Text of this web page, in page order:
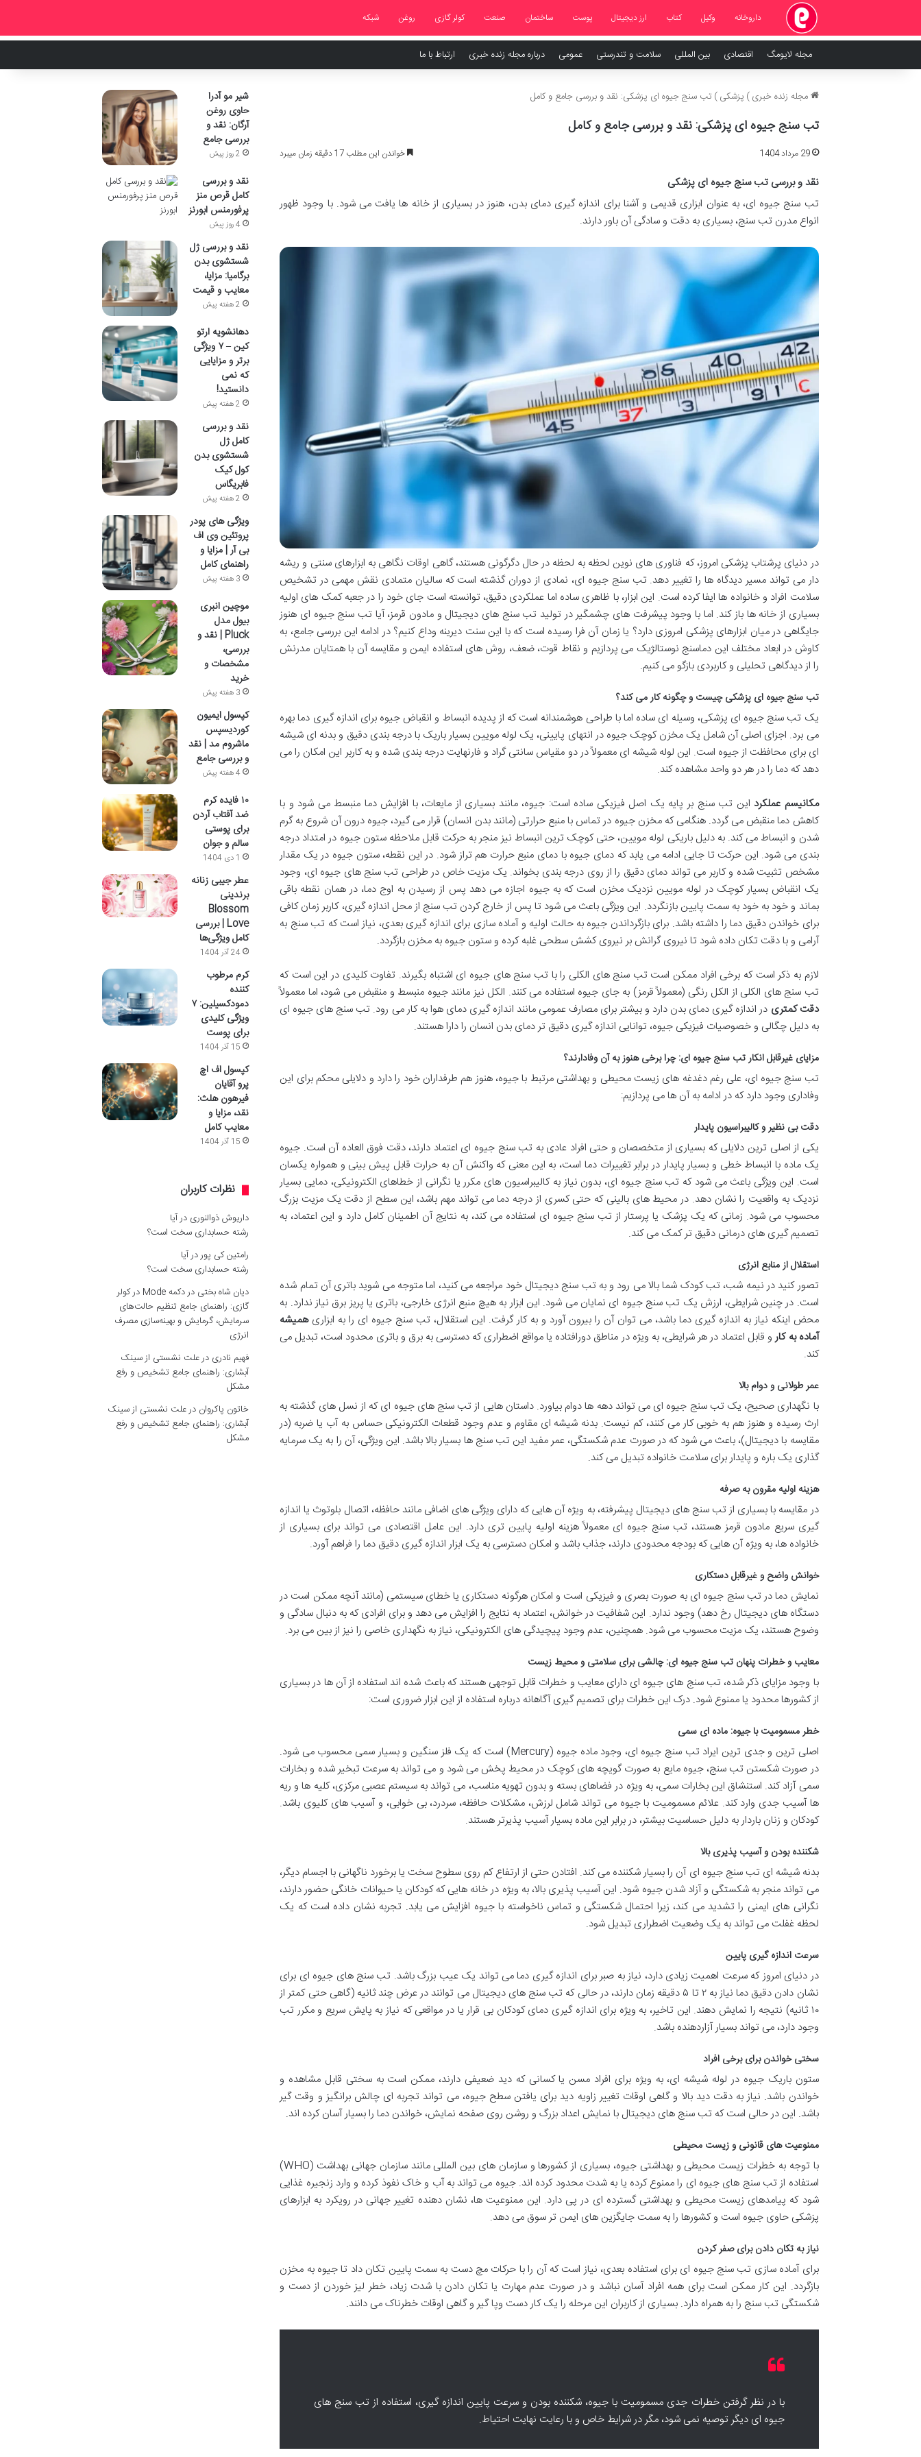
داروخانه وکیل کتاب ارز دیجیتال پوست ساختمان صنعت کولر گازی روغن شبکه
مجله لایومگ اقتصادی بین المللی سلامت و تندرستی عمومی درباره مجله زنده خبری ارتباط با ما
مجله زنده خبری ) پزشکی ) تب سنج جیوه ای پزشکی: نقد و بررسی جامع و کامل
تب سنج جیوه ای پزشکی: نقد و بررسی جامع و کامل
29 مرداد 1404 خواندن این مطلب 17 دقیقه زمان میبرد
نقد و بررسی تب سنج جیوه ای پزشکی
تب سنج جیوه ای، به عنوان ابزاری قدیمی و آشنا برای اندازه گیری دمای بدن، هنوز در بسیاری از خانه ها یافت می شود. با وجود ظهور
انواع مدرن تب سنج، بسیاری به دقت و سادگی آن باور دارند.
در دنیای پرشتاب پزشکی امروز، که فناوری های نوین لحظه به لحظه در حال دگرگونی هستند، گاهی اوقات نگاهی به ابزارهای سنتی و ریشه
دار می تواند مسیر دیدگاه ها را تغییر دهد. تب سنج جیوه ای، نمادی از دوران گذشته است که سالیان متمادی نقش مهمی در تشخیص
سلامت افراد و خانواده ها ایفا کرده است. این ابزار، با ظاهری ساده اما عملکردی دقیق، توانسته است جای خود را در جعبه کمک های اولیه
بسیاری از خانه ها باز کند. اما با وجود پیشرفت های چشمگیر در تولید تب سنج های دیجیتال و مادون قرمز، آیا تب سنج جیوه ای هنوز
جایگاهی در میان ابزارهای پزشکی امروزی دارد؟ یا زمان آن فرا رسیده است که با این سنت دیرینه وداع کنیم؟ در ادامه این بررسی جامع، به
کاوش در ابعاد مختلف این دماسنج نوستالژیک می پردازیم و نقاط قوت، ضعف، روش های استفاده ایمن و مقایسه آن با همتایان مدرنش
را از دیدگاهی تحلیلی و کاربردی بازگو می کنیم.
تب سنج جیوه ای پزشکی چیست و چگونه کار می کند؟
یک تب سنج جیوه ای پزشکی، وسیله ای ساده اما با طراحی هوشمندانه است که از پدیده انبساط و انقباض جیوه برای اندازه گیری دما بهره
می برد. اجزای اصلی آن شامل یک مخزن کوچک جیوه در انتهای پایینی، یک لوله مویین بسیار باریک با درجه بندی دقیق و بدنه ای شیشه
ای برای محافظت از جیوه است. این لوله شیشه ای معمولاً در دو مقیاس سانتی گراد و فارنهایت درجه بندی شده و به کاربر این امکان را می
دهد که دما را در هر دو واحد مشاهده کند.
مکانیسم عملکرد این تب سنج بر پایه یک اصل فیزیکی ساده است: جیوه، مانند بسیاری از مایعات، با افزایش دما منبسط می شود و با
کاهش دما منقبض می گردد. هنگامی که مخزن جیوه در تماس با منبع حرارتی (مانند بدن انسان) قرار می گیرد، جیوه درون آن شروع به گرم
شدن و انبساط می کند. به دلیل باریکی لوله مویین، حتی کوچک ترین انبساط نیز منجر به حرکت قابل ملاحظه ستون جیوه در امتداد درجه
بندی می شود. این حرکت تا جایی ادامه می یابد که دمای جیوه با دمای منبع حرارت هم تراز شود. در این نقطه، ستون جیوه در یک مقدار
مشخص تثبیت شده و کاربر می تواند دمای دقیق را از روی درجه بندی بخواند. یک مزیت خاص در طراحی تب سنج های جیوه ای، وجود
یک انقباض بسیار کوچک در لوله مویین نزدیک مخزن است که به جیوه اجازه می دهد پس از رسیدن به اوج دما، در همان نقطه باقی
بماند و خود به خود به سمت پایین بازنگردد. این ویژگی باعث می شود تا پس از خارج کردن تب سنج از محل اندازه گیری، کاربر زمان کافی
برای خواندن دقیق دما را داشته باشد. برای بازگرداندن جیوه به حالت اولیه و آماده سازی برای اندازه گیری بعدی، نیاز است که تب سنج به
آرامی و با دقت تکان داده شود تا نیروی گرانش بر نیروی کشش سطحی غلبه کرده و ستون جیوه به مخزن بازگردد.
لازم به ذکر است که برخی افراد ممکن است تب سنج های الکلی را با تب سنج های جیوه ای اشتباه بگیرند. تفاوت کلیدی در این است که
تب سنج های الکلی از الکل رنگی (معمولاً قرمز) به جای جیوه استفاده می کنند. الکل نیز مانند جیوه منبسط و منقبض می شود، اما معمولاً
دقت کمتری در اندازه گیری دمای بدن دارد و بیشتر برای مصارف عمومی مانند اندازه گیری دمای هوا به کار می رود. تب سنج های جیوه ای
به دلیل چگالی و خصوصیات فیزیکی جیوه، توانایی اندازه گیری دقیق تر دمای بدن انسان را دارا هستند.
مزایای غیرقابل انکار تب سنج جیوه ای: چرا برخی هنوز به آن وفادارند؟
تب سنج جیوه ای، علی رغم دغدغه های زیست محیطی و بهداشتی مرتبط با جیوه، هنوز هم طرفداران خود را دارد و دلایلی محکم برای این
وفاداری وجود دارد که در ادامه به آن ها می پردازیم:
دقت بی نظیر و کالیبراسیون پایدار
یکی از اصلی ترین دلایلی که بسیاری از متخصصان و حتی افراد عادی به تب سنج جیوه ای اعتماد دارند، دقت فوق العاده آن است. جیوه
یک ماده با انبساط خطی و بسیار پایدار در برابر تغییرات دما است، به این معنی که واکنش آن به حرارت قابل پیش بینی و همواره یکسان
است. این ویژگی باعث می شود که تب سنج جیوه ای، بدون نیاز به کالیبراسیون های مکرر یا نگرانی از خطاهای الکترونیکی، دمایی بسیار
نزدیک به واقعیت را نشان دهد. در محیط های بالینی که حتی کسری از درجه دما می تواند مهم باشد، این سطح از دقت یک مزیت بزرگ
محسوب می شود. زمانی که یک پزشک یا پرستار از تب سنج جیوه ای استفاده می کند، به نتایج آن اطمینان کامل دارد و این اعتماد، به
تصمیم گیری های درمانی دقیق تر کمک می کند.
استقلال از منابع انرژی
تصور کنید در نیمه شب، تب کودک شما بالا می رود و به تب سنج دیجیتال خود مراجعه می کنید، اما متوجه می شوید باتری آن تمام شده
است. در چنین شرایطی، ارزش یک تب سنج جیوه ای نمایان می شود. این ابزار به هیچ منبع انرژی خارجی، باتری یا پریز برق نیاز ندارد. به
محض اینکه نیاز به اندازه گیری دما باشد، می توان آن را بیرون آورد و به کار گرفت. این استقلال، تب سنج جیوه ای را به ابزاریهمیشه
آماده به کارو قابل اعتماد در هر شرایطی، به ویژه در مناطق دورافتاده یا مواقع اضطراری که دسترسی به برق و باتری محدود است، تبدیل می
کند.
عمر طولانی و دوام بالا
با نگهداری صحیح، یک تب سنج جیوه ای می تواند دهه ها دوام بیاورد. داستان هایی از تب سنج های جیوه ای که از نسل های گذشته به
ارث رسیده و هنوز هم به خوبی کار می کنند، کم نیست. بدنه شیشه ای مقاوم و عدم وجود قطعات الکترونیکی حساس به آب یا ضربه (در
مقایسه با دیجیتال)، باعث می شود که در صورت عدم شکستگی، عمر مفید این تب سنج ها بسیار بالا باشد. این ویژگی، آن را به یک سرمایه
گذاری یک باره و پایدار برای سلامت خانواده تبدیل می کند.
هزینه اولیه مقرون به صرفه
در مقایسه با بسیاری از تب سنج های دیجیتال پیشرفته، به ویژه آن هایی که دارای ویژگی های اضافی مانند حافظه، اتصال بلوتوث یا اندازه
گیری سریع مادون قرمز هستند، تب سنج جیوه ای معمولاً هزینه اولیه پایین تری دارد. این عامل اقتصادی می تواند برای بسیاری از
خانواده ها، به ویژه آن هایی که بودجه محدودی دارند، جذاب باشد و امکان دسترسی به یک ابزار اندازه گیری دقیق دما را فراهم آورد.
خوانش واضح و غیرقابل دستکاری
نمایش دما در تب سنج جیوه ای به صورت بصری و فیزیکی است و امکان هرگونه دستکاری یا خطای سیستمی (مانند آنچه ممکن است در
دستگاه های دیجیتال رخ دهد) وجود ندارد. این شفافیت در خوانش، اعتماد به نتایج را افزایش می دهد و برای افرادی که به دنبال سادگی و
وضوح هستند، یک مزیت محسوب می شود. همچنین، عدم وجود پیچیدگی های الکترونیکی، نیاز به نگهداری خاصی را نیز از بین می برد.
معایب و خطرات پنهان تب سنج جیوه ای: چالشی برای سلامتی و محیط زیست
با وجود مزایای ذکر شده، تب سنج های جیوه ای دارای معایب و خطرات قابل توجهی هستند که باعث شده اند استفاده از آن ها در بسیاری
از کشورها محدود یا ممنوع شود. درک این خطرات برای تصمیم گیری آگاهانه درباره استفاده از این ابزار ضروری است:
خطر مسمومیت با جیوه: ماده ای سمی
اصلی ترین و جدی ترین ایراد تب سنج جیوه ای، وجود ماده جیوه (Mercury) است که یک فلز سنگین و بسیار سمی محسوب می شود.
در صورت شکستن تب سنج، جیوه مایع به صورت گویچه های کوچک در محیط پخش می شود و می تواند به سرعت تبخیر شده و بخارات
سمی آزاد کند. استنشاق این بخارات سمی، به ویژه در فضاهای بسته و بدون تهویه مناسب، می تواند به سیستم عصبی مرکزی، کلیه ها و ریه
ها آسیب جدی وارد کند. علائم مسمومیت با جیوه می تواند شامل لرزش، مشکلات حافظه، سردرد، بی خوابی، و آسیب های کلیوی باشد.
کودکان و زنان باردار به دلیل حساسیت بیشتر، در برابر این ماده بسیار آسیب پذیرتر هستند.
شکننده بودن و آسیب پذیری بالا
بدنه شیشه ای تب سنج جیوه ای آن را بسیار شکننده می کند. افتادن حتی از ارتفاع کم روی سطوح سخت یا برخورد ناگهانی با اجسام دیگر،
می تواند منجر به شکستگی و آزاد شدن جیوه شود. این آسیب پذیری بالا، به ویژه در خانه هایی که کودکان یا حیوانات خانگی حضور دارند،
نگرانی های ایمنی را تشدید می کند، زیرا احتمال شکستگی و تماس ناخواسته با جیوه افزایش می یابد. تجربه نشان داده است که یک
لحظه غفلت می تواند به یک وضعیت اضطراری تبدیل شود.
سرعت اندازه گیری پایین
در دنیای امروز که سرعت اهمیت زیادی دارد، نیاز به صبر برای اندازه گیری دما می تواند یک عیب بزرگ باشد. تب سنج های جیوه ای برای
نشان دادن دقیق دما نیاز به ۲ تا ۵ دقیقه زمان دارند، در حالی که تب سنج های دیجیتال می توانند در عرض چند ثانیه (گاهی حتی کمتر از
۱۰ ثانیه) نتیجه را نمایش دهند. این تاخیر، به ویژه برای اندازه گیری دمای کودکان بی قرار یا در مواقعی که نیاز به پایش سریع و مکرر تب
وجود دارد، می تواند بسیار آزاردهنده باشد.
سختی خواندن برای برخی افراد
ستون باریک جیوه در لوله شیشه ای، به ویژه برای افراد مسن یا کسانی که دید ضعیفی دارند، ممکن است به سختی قابل مشاهده و
خواندن باشد. نیاز به دقت دید بالا و گاهی اوقات تغییر زاویه دید برای یافتن سطح جیوه، می تواند تجربه ای چالش برانگیز و وقت گیر
باشد. این در حالی است که تب سنج های دیجیتال با نمایش اعداد بزرگ و روشن روی صفحه نمایش، خواندن دما را بسیار آسان کرده اند.
ممنوعیت های قانونی و زیست محیطی
با توجه به خطرات زیست محیطی و بهداشتی جیوه، بسیاری از کشورها و سازمان های بین المللی مانند سازمان جهانی بهداشت (WHO)
استفاده از تب سنج های جیوه ای را ممنوع کرده یا به شدت محدود کرده اند. جیوه می تواند به آب و خاک نفوذ کرده و وارد زنجیره غذایی
شود که پیامدهای زیست محیطی و بهداشتی گسترده ای در پی دارد. این ممنوعیت ها، نشان دهنده تغییر جهانی در رویکرد به ابزارهای
پزشکی حاوی جیوه است و کشورها را به سمت جایگزین های ایمن تر سوق می دهد.
نیاز به تکان دادن برای صفر کردن
برای آماده سازی تب سنج جیوه ای برای استفاده بعدی، نیاز است که آن را با حرکات مچ دست به سمت پایین تکان داد تا جیوه به مخزن
بازگردد. این کار ممکن است برای همه افراد آسان نباشد و در صورت عدم مهارت یا تکان دادن با شدت زیاد، خطر لیز خوردن از دست و
شکستگی تب سنج را به همراه دارد. بسیاری از کاربران این مرحله را یک کار دست وپا گیر و گاهی اوقات خطرناک می دانند.
با در نظر گرفتن خطرات جدی مسمومیت با جیوه، شکننده بودن و سرعت پایین اندازه گیری، استفاده از تب سنج های
جیوه ای دیگر توصیه نمی شود، مگر در شرایط خاص و با رعایت نهایت احتیاط.
شیر مو آدرا
حاوی روغن
آرگان: نقد و
بررسی جامع
2 روز پیش
نقد و بررسی
کامل قرص منز
پرفورمنس ابورنز
4 روز پیش
نقد و بررسی ژل
شستشوی بدن
برگامیا: مزایا،
معایب و قیمت
2 هفته پیش
دهانشویه ارتو
کین – ۷ ویژگی
برتر و مزایایی
که نمی
دانستید!
2 هفته پیش
نقد و بررسی
کامل ژل
شستشوی بدن
کول کیک
فابریگاس
2 هفته پیش
ویژگی های پودر
پروتئین وی اف
بی آر | مزایا و
راهنمای کامل
3 هفته پیش
موچین انبری
بیول مدل
Pluck | نقد و
بررسی،
مشخصات و
خرید
3 هفته پیش
کپسول ایمیون
کوردیسپس
ماشروم مد | نقد
و بررسی جامع
4 هفته پیش
۱۰ فایده کرم
ضد آفتاب آردن
برای پوستی
سالم و جوان
1 دی 1404
عطر جیبی زنانه
برندینی
Blossom
Love | بررسی
کامل ویژگی‌ها
24 آذر 1404
کرم مرطوب
کننده
دمودکسیلین: ۷
ویژگی کلیدی
برای پوست
15 آذر 1404
کپسول اف اچ
پرو آقایان
فیرهون هلث:
نقد، مزایا و
معایب کامل
15 آذر 1404
نظرات کاربران
داریوش ذوالنوری درآیا
رشته حسابداری سخت است؟
رامتین کی پوردرآیا
رشته حسابداری سخت است؟
دیان شاه بختی در
دکمه Mode در کولر
گازی: راهنمای جامع تنظیم حالت‌های
سرمایش، گرمایش و بهینه‌سازی مصرف
انرژی
فهیم نادری درعلت نشستی از سینک
آبشاری: راهنمای جامع تشخیص و رفع
مشکل
خاتون پاکروان درعلت نشستی از سینک
آبشاری: راهنمای جامع تشخیص و رفع
مشکل